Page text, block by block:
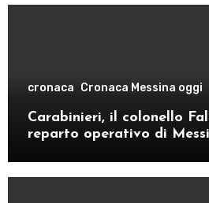
cronaca Cronaca Messina oggi
Carabinieri, il colonello
reparto operativo di